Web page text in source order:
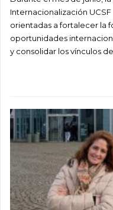
Internacionalización
orientadas a fortalecer la
oportunidades
y consolidar los vínculos